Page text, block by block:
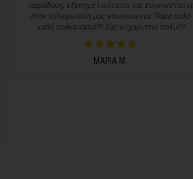
παράδοση, εξυπηρετικότατοι και ευγενέστατοι
στην τηλεφωνική μας επικοινωνία. Πάρα πολύ
καλή συσκευασία!!!! Σας ευχαριστώ πολύ!!!!
ΜΑΡΙΑ Μ.